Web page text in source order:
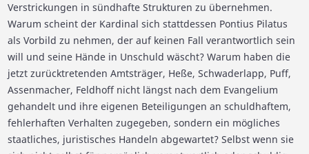
Verstrickungen in sündhafte Strukturen zu übernehmen.
Warum scheint der Kardinal sich stattdessen Pontius Pilatus
als Vorbild zu nehmen, der auf keinen Fall verantwortlich sein
will und seine Hände in Unschuld wäscht? Warum haben die
jetzt zurücktretenden Amtsträger, Heße, Schwaderlapp, Puff,
Assenmacher, Feldhoff nicht längst nach dem Evangelium
gehandelt und ihre eigenen Beteiligungen an schuldhaftem,
fehlerhaften Verhalten zugegeben, sondern ein mögliches
staatliches, juristisches Handeln abgewartet? Selbst wenn sie